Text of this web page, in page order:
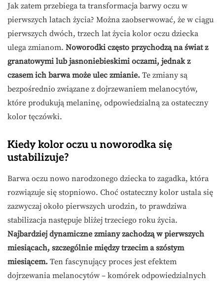
Jak zatem przebiega ta transformacja barwy oczu w
pierwszych latach życia? Można zaobserwować, że w ciągu
pierwszych dwóch, trzech lat życia kolor oczu dziecka
ulega zmianom. Noworodki często przychodzą na świat z
granatowymi lub jasnoniebieskimi oczami, jednak z
czasem ich barwa może ulec zmianie. Te zmiany są
bezpośrednio związane z dojrzewaniem melanocytów,
które produkują melaninę, odpowiedzialną za ostateczny
kolor tęczówki.
Kiedy kolor oczu u noworodka się
ustabilizuje?
Barwa oczu nowo narodzonego dziecka to zagadka, która
rozwiązuje się stopniowo. Choć ostateczny kolor ustala się
zazwyczaj około pierwszych urodzin, to prawdziwa
stabilizacja następuje bliżej trzeciego roku życia.
Najbardziej dynamiczne zmiany zachodzą w pierwszych
miesiącach, szczególnie między trzecim a szóstym
miesiącem. Ten fascynujący proces jest efektem
dojrzewania melanocytów – komórek odpowiedzialnych